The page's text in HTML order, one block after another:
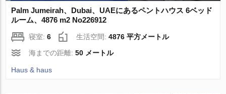
Palm Jumeirah、Dubai、UAEにあるペントハウス 6ベッド
ルーム、4876 m2 No226912
寝室:6 生活空間:4876 平方メートル
海までの距離:50 メートル
Haus & haus